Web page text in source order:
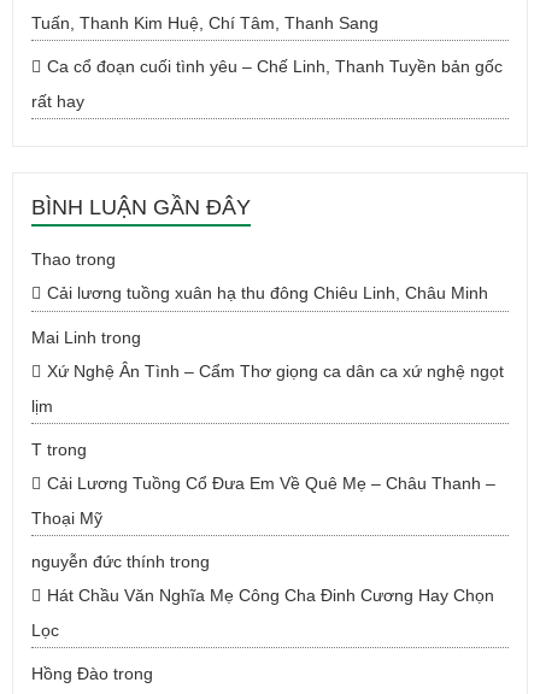
Tuấn, Thanh Kim Huệ, Chí Tâm, Thanh Sang
Ca cổ đoạn cuối tình yêu – Chế Linh, Thanh Tuyền bản gốc
rất hay
BÌNH LUẬN GẦN ĐÂY
Thao trong
Cải lương tuồng xuân hạ thu đông Chiêu Linh, Châu Minh
Mai Linh trong
Xứ Nghệ Ân Tình – Cẩm Thơ giọng ca dân ca xứ nghệ ngọt
lịm
T trong
Cải Lương Tuồng Cổ Đưa Em Về Quê Mẹ – Châu Thanh –
Thoại Mỹ
nguyễn đức thính trong
Hát Chầu Văn Nghĩa Mẹ Công Cha Đinh Cương Hay Chọn
Lọc
Hồng Đào trong